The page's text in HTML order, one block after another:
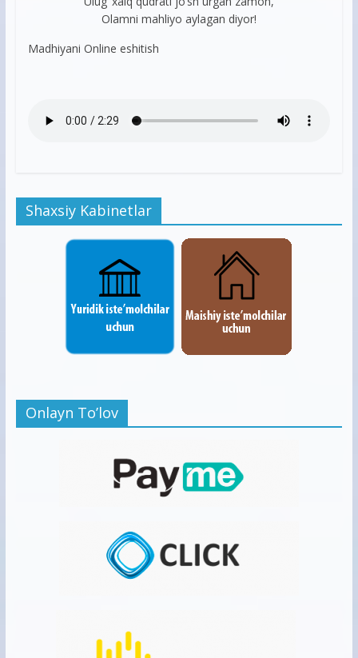
Olamni mahliyo aylagan diyor!
Madhiyani Online eshitish
Shaxsiy Kabinetlar
Onlayn To’lov